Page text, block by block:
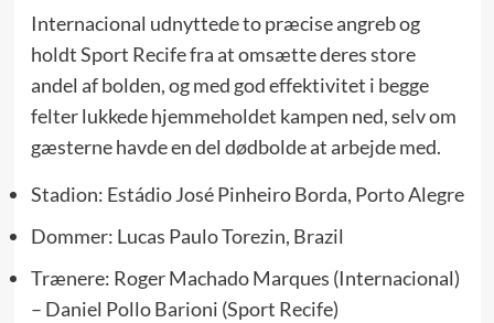
Internacional udnyttede to præcise angreb og
holdt Sport Recife fra at omsætte deres store
andel af bolden, og med god effektivitet i begge
felter lukkede hjemmeholdet kampen ned, selv om
gæsterne havde en del dødbolde at arbejde med.
Stadion: Estádio José Pinheiro Borda, Porto Alegre
Dommer: Lucas Paulo Torezin, Brazil
Trænere: Roger Machado Marques (Internacional)
– Daniel Pollo Barioni (Sport Recife)